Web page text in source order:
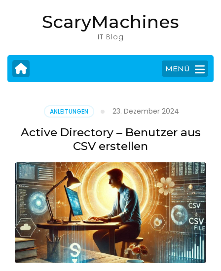
drücken)
ScaryMachines
IT Blog
MENÜ
ANLEITUNGEN 23. Dezember 2024
Active Directory – Benutzer aus
CSV erstellen